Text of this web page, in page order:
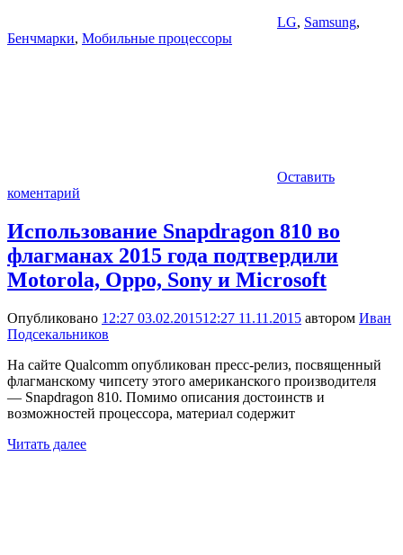
LG, Samsung,
Бенчмарки, Мобильные процессоры
Оставить
коментарий
Использование Snapdragon 810 во
флагманах 2015 года подтвердили
Motorola, Oppo, Sony и Microsoft
Опубликовано 12:27 03.02.201512:27 11.11.2015 автором Иван
Подсекальников
На сайте Qualcomm опубликован пресс-релиз, посвященный
флагманскому чипсету этого американского производителя
— Snapdragon 810. Помимо описания достоинств и
возможностей процессора, материал содержит
Читать далее